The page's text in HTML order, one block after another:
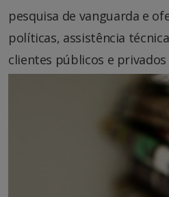
pesquisa de vanguarda e
políticas, assistência
clientes públicos e